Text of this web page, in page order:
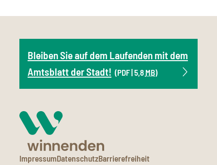
Bleiben Sie auf dem Laufenden mit dem
Amtsblatt der Stadt! (PDF | 5,8 MB)
ImpressumDatenschutzBarrierefreiheit